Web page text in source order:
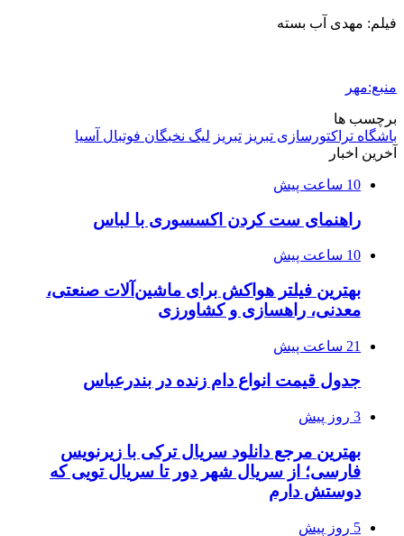
فیلم: مهدی آب بسته
منبع:مهر
برچسب ها
باشگاه تراکتورسازی تبریز تبریز لیگ نخبگان فوتبال آسیا
آخرین اخبار
10 ساعت پیش
راهنمای ست کردن اکسسوری با لباس
10 ساعت پیش
بهترین فیلتر هواکش برای ماشین‌آلات صنعتی،
معدنی، راهسازی و کشاورزی
21 ساعت پیش
جدول قیمت انواع دام زنده در بندرعباس
3 روز پیش
بهترین مرجع دانلود سریال ترکی با زیرنویس
فارسی؛ از سریال شهر دور تا سریال تویی که
دوستش دارم
5 روز پیش